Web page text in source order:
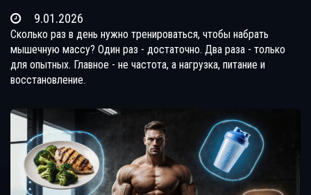
9.01.2026
Сколько раз в день нужно тренироваться, чтобы набрать
мышечную массу? Один раз - достаточно. Два раза - только
для опытных. Главное - не частота, а нагрузка, питание и
восстановление.